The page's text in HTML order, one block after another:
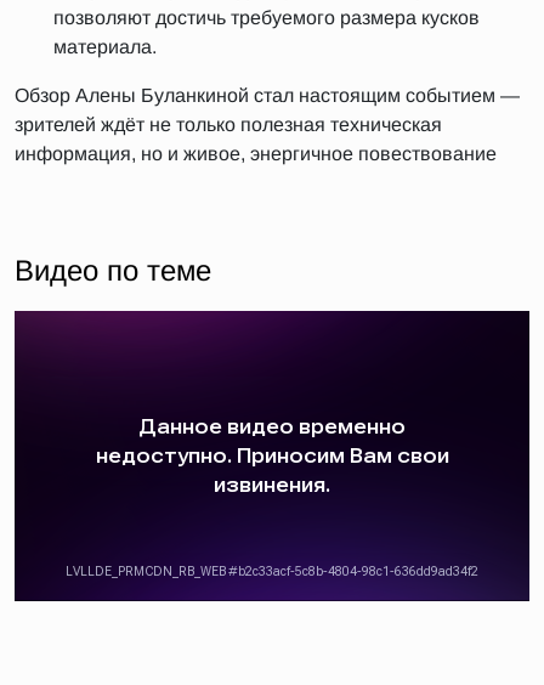
позволяют достичь требуемого размера кусков
материала.
Обзор Алены Буланкиной стал настоящим событием —
зрителей ждёт не только полезная техническая
информация, но и живое, энергичное повествование
Видео по теме